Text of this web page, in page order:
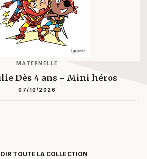
MATERNELLE
Dès 4 ans - Mini héros
07/10/2026
TOUTE LA COLLECTION